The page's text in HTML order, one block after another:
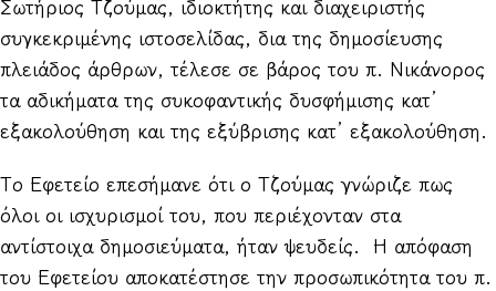
Σωτήριος Τζούμας, ιδιοκτήτης και διαχειριστής
συγκεκριμένης ιστοσελίδας, δια της δημοσίευσης
πλειάδος άρθρων, τέλεσε σε βάρος του π. Νικάνορος
τα αδικήματα της συκοφαντικής δυσφήμισης κατ’
εξακολούθηση και της εξύβρισης κατ’ εξακολούθηση.
Το Εφετείο επεσήμανε ότι ο Τζούμας γνώριζε πως
όλοι οι ισχυρισμοί του, που περιέχονταν στα
αντίστοιχα δημοσιεύματα, ήταν ψευδείς. Η απόφαση
του Eφετείου αποκατέστησε την προσωπικότητα του π.